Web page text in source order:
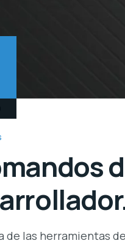
de las herramientas